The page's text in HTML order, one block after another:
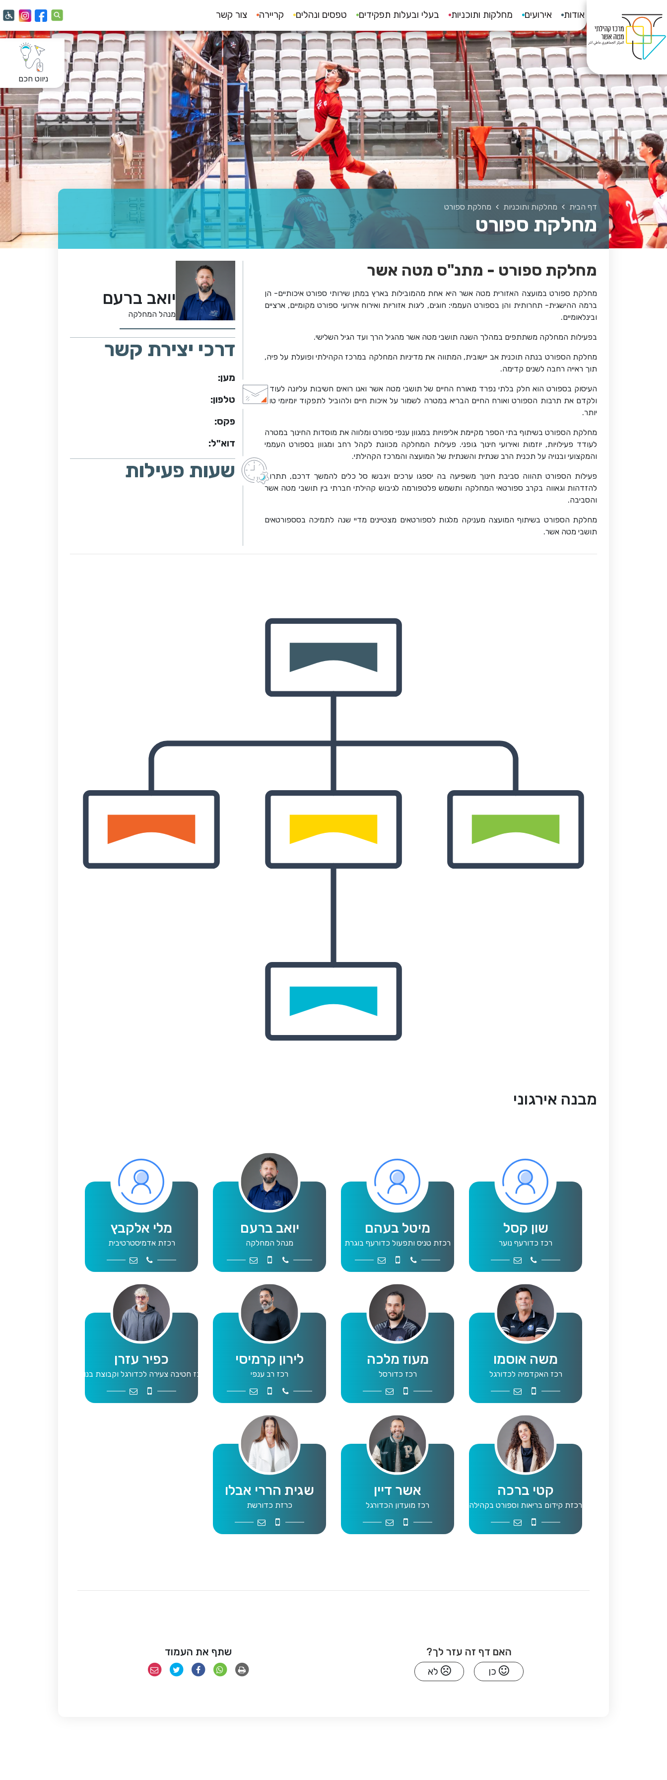
אודות אירועים מחלקות ותוכניות בעלי ובעלות תפקידים טפסים ונהלים קריירה צור קשר
ניווט חכם
דף הבית מחלקות ותוכניות מחלקת ספורט
מחלקת ספורט
מחלקת ספורט - מתנ"ס מטה אשר
מחלקת ספורט במועצה האזורית מטה אשר היא אחת מהמובילות בארץ במתן שירותי ספורט איכותיים- הן
ברמה ההישגית- תחרותית והן בספורט העממי: חוגים, ליגות אזוריות ואירוח אירועי ספורט מקומיים, ארציים
ובינלאומיים.
בפעילות המחלקה משתתפים במהלך השנה תושבי מטה אשר מהגיל הרך ועד הגיל השלישי.
מחלקת הספורט בנתה תוכנית אב יישובית, המתווה את מדיניות המחלקה במרכז הקהילתי ופועלת על פיה,
תוך ראייה רחבה לשנים קדימה.
העיסוק בספורט הוא חלק בלתי נפרד מאורח החיים של תושבי מטה אשר ואנו רואים חשיבות עליונה לעודד
ולקדם את תרבות הספורט ואורח החיים הבריא במטרה לשמור על איכות חיים ולהוביל לתפקוד יומיומי טוב
יותר.
מחלקת הספורט בשיתוף בתי הספר מקיימת אליפויות במגוון ענפי ספורט ומלווה את מוסדות החינוך במטרה
לעודד פעילויות, יוזמות ואירועי חינוך גופני. פעילות המחלקה מכוונת לקהל רחב ומגוון בספורט העממי
והמקצועי ובנויה על תכנית הרב שנתית והשנתית של המועצה והמרכז הקהילתי.
פעילות הספורט תהווה סביבת חינוך משפיעה בה יספגו ערכים ויגבשו סל כלים להמשך דרכם, תתרום
להזדהות וגאווה בקרב ספורטאי המחלקה ותשמש פלטפורמה לגיבוש קהילתי חברתי בין תושבי מטה אשר
והסביבה.
מחלקת הספורט בשיתוף המועצה מעניקה מלגות לספורטאים מצטיינים מדיי שנה לתמיכה בסספורטאים
תושבי מטה אשר.
יואב ברעם
מנהל המחלקה
דרכי יצירת קשר
מען:
טלפון:
פקס:
דוא"ל:
שעות פעילות
מבנה אירגוני
שון קסל
רכז כדורעף נוער
054-2022716
volleyball@mta.org.il
מיטל בעהם
רכזת טניס ותפעול כדורעף בוגרת
9109028
052-8737755
tennis@mta.org.il
יואב ברעם
מנהל המחלקה
9109012
0546768316
m.sport@mta.org.il
מלי אלקבץ
רכזת אדמיסטרטיבית
9109005
secretary2@mta.org.il
משה אוסמו
רכז האקדמיה לכדורגל
0502239515
osmomo@walla.com
מעוז מלכה
רכז כדורסל
0509382007
Basketball@mta.org.il
לירון קרמיסי
רכז רב ענפי
9109004
0542431733
gymnastics@mta.org.il
כפיר עזרן
רכז חטיבה צעירה לכדורגל וקבוצת בנות
0547831234
football@mta.org.il
קטי ברכה
רכזת קידום בריאות וספורט בקהילה
0549989910
hpc@mta.org.il
אשר דיין
רכז מועדון הכדורגל
0544915728
football@mta.org.il
שגית הררי אבלו
כרזת כדורשת
0526242285
netball@mta.org.il
האם דף זה עזר לך?
כן לא
שתף את העמוד